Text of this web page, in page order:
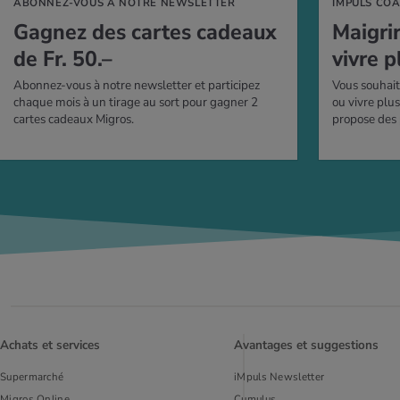
ABONNEZ-VOUS À NOTRE NEWSLETTER
Gagnez des cartes cadeaux
de Fr. 50.–
Abonnez-vous à notre newsletter et participez
chaque mois à un tirage au sort pour gagner 2
cartes cadeaux Migros.
IMPULS
vivre
Vous
ou vivre
propose
Achats et services
Supermarché
Avantages et suggestions
iMpuls Newsletter